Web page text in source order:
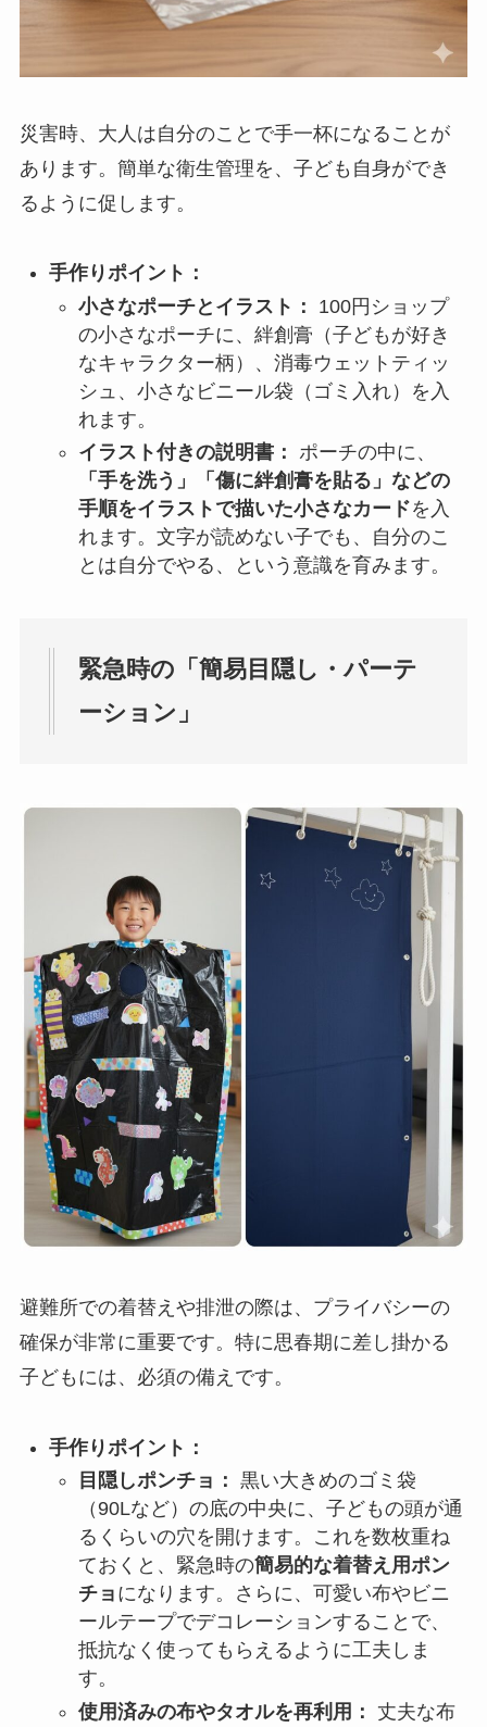
災害時、大人は自分のことで手一杯になることが
あります。簡単な衛生管理を、子ども自身ができ
るように促します。
手作りポイント：
小さなポーチとイラスト：
100円ショップ
の小さなポーチに、絆創膏（子どもが好き
なキャラクター柄）、消毒ウェットティッ
シュ、小さなビニール袋（ゴミ入れ）を入
れます。
イラスト付きの説明書： ポーチの中に、
「手を洗う」「傷に絆創膏を貼る」などの
手順をイラストで描いた小さなカードを入
れます。文字が読めない子でも、自分のこ
とは自分でやる、という意識を育みます。
緊急時の「簡易目隠し・パーテ
ーション」
避難所での着替えや排泄の際は、プライバシーの
確保が非常に重要です。特に思春期に差し掛かる
子どもには、必須の備えです。
手作りポイント：
目隠しポンチョ： 黒い大きめのゴミ袋
（90Lなど）の底の中央に、子どもの頭が通
るくらいの穴を開けます。これを数枚重ね
ておくと、緊急時の簡易的な着替え用ポン
チョ になります。さらに、可愛い布やビニ
ールテープでデコレーションすることで、
抵抗なく使ってもらえるように工夫しま
す。
使用済みの布やタオルを再利用： 丈夫な布